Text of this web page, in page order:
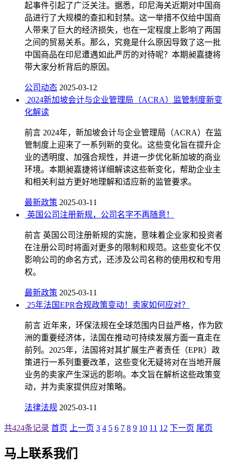
起事件引起了广泛关注。据悉，印尼海关近期对中国商
品进行了大规模的查扣和封禁。这一举措不仅给中国商
人带来了巨大的经济损失，也在一定程度上影响了两国
之间的贸易关系。那么，究竟是什么原因导致了这一批
中国商品在印尼遭遇如此严厉的对待呢？本期昶嘉捷将
带大家分析背后的原因。
公司动态 2025-03-12
2024新加坡会计与企业管理局（ACRA）监管制度新变
化解读
前言 2024年，新加坡会计与企业管理局（ACRA）在监
管制度上迎来了一系列新的变化。这些变化旨在提升企
业的透明度、加强合规性，并进一步优化新加坡的商业
环境。本期昶嘉捷将详细解读这些新变化，帮助企业主
和相关利益方更好地理解和适应新的监管要求。
最新政策 2025-03-11
英国公司注册新规，公司名字不再随意！
前言 英国公司注册新规的实施，意味着企业家和投资者
在注册公司时将面对更多的限制和规范。这些变化不仅
影响公司的命名方式，还涉及公司名称的使用权和专用
权。
最新政策 2025-03-11
25年法国EPR合规政策变动！卖家如何应对？
前言 近年来，环保法规在全球范围内日益严格，作为欧
洲的重要经济体，法国在推动可持续发展方面一直走在
前列。2025年，法国将对其扩展生产者责任（EPR）政
策进行一系列重要改革，这些变化无疑将对在当地开展
业务的卖家产生深远的影响。本文旨在解析这些政策变
动，并为卖家提供应对策略。
法律法规 2025-03-11
共424条记录 首页 上一页 3 4 5 6 7 8 9 10 11 12 下一页 尾页
马上联系我们